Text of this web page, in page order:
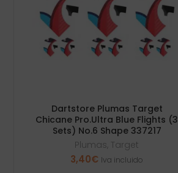
Dartstore Plumas Target
Chicane Pro.Ultra Blue Flights (3
Sets) No.6 Shape 337217
Plumas, Target
3,40€ Iva incluido